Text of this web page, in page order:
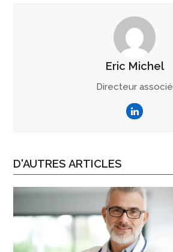
Eric Michel
Directeur associé
LinkedIn
D'AUTRES ARTICLES